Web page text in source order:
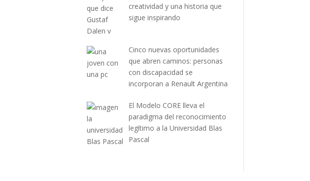
creatividad y una historia que
sigue inspirando
Cinco nuevas oportunidades
que abren caminos: personas
con discapacidad se
incorporan a Renault Argentina
El Modelo CORE lleva el
paradigma del reconocimiento
legítimo a la Universidad Blas
Pascal